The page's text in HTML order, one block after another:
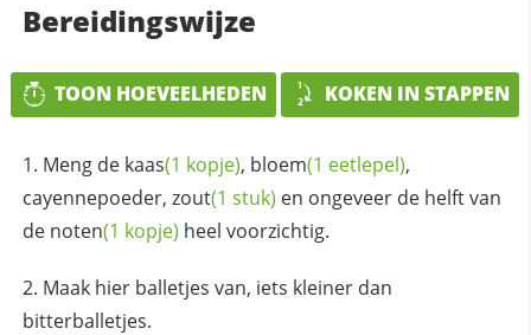
Bereidingswijze
TOON HOEVEELHEDEN KOKEN IN STAPPEN
Meng de kaas(1 kopje), bloem(1 eetlepel),
cayennepoeder, zout(1 stuk) en ongeveer de helft van
de noten(1 kopje) heel voorzichtig.
Maak hier balletjes van, iets kleiner dan
bitterballetjes.